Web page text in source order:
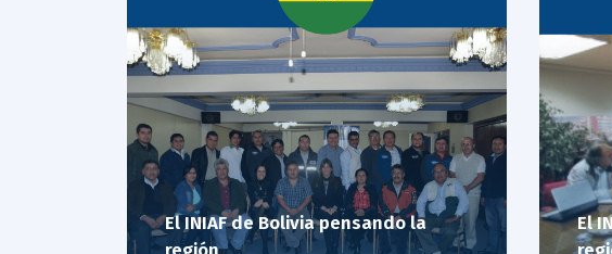
El INIAF de Bolivia pensando la
El